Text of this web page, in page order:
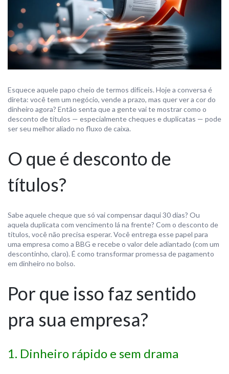
Esquece aquele papo cheio de termos difíceis. Hoje a conversa é
direta: você tem um negócio, vende a prazo, mas quer ver a cor do
dinheiro agora? Então senta que a gente vai te mostrar como o
desconto de títulos — especialmente cheques e duplicatas — pode
ser seu melhor aliado no fluxo de caixa.
O que é desconto de
títulos?
Sabe aquele cheque que só vai compensar daqui 30 dias? Ou
aquela duplicata com vencimento lá na frente? Com o desconto de
títulos, você não precisa esperar. Você entrega esse papel para
uma empresa como a BBG e recebe o valor dele adiantado (com um
descontinho, claro). É como transformar promessa de pagamento
em dinheiro no bolso.
Por que isso faz sentido
pra sua empresa?
1. Dinheiro rápido e sem drama